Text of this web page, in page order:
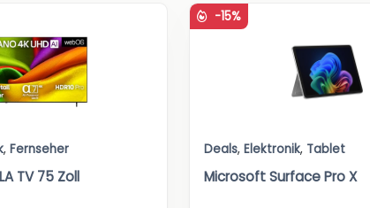
, Fernseher
TV 75 Zoll
-15%
Deals, Elektronik, Tablet
Microsoft Surface Pro X